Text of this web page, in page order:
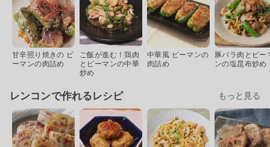
甘辛照り焼きの ピ
ーマンの肉詰め
ご飯が進む！鶏肉
とピーマンの中華
炒め
中華風 ピーマンの
肉詰め
豚バラ肉とピー
ンの塩昆布炒め
レンコンで作れるレシピ もっと見る